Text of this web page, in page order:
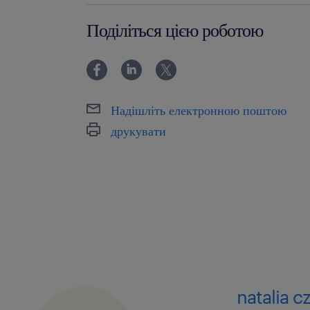
Поділіться цією роботою
Надішліть електронною поштою
друкувати
natalia